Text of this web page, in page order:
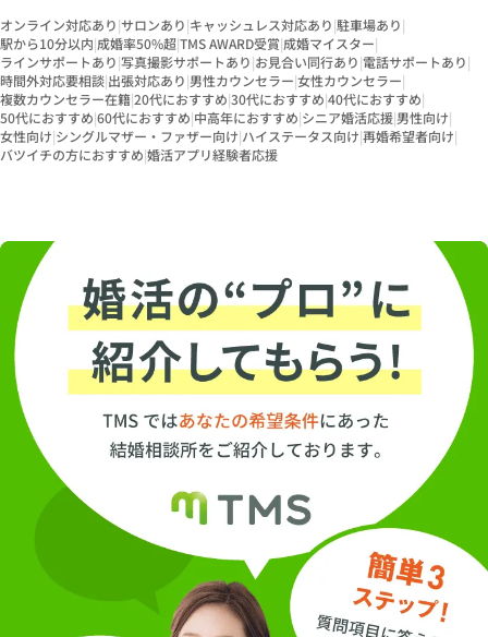
オンライン対応あり|サロンあり|キャッシュレス対応あり|駐車場あり|
駅から10分以内|成婚率50%超|TMS AWARD受賞|成婚マイスター|
ラインサポートあり|写真撮影サポートあり|お見合い同行あり|電話サポートあり|
時間外対応要相談|出張対応あり|男性カウンセラー|女性カウンセラー|
複数カウンセラー在籍|20代におすすめ|30代におすすめ|40代におすすめ|
50代におすすめ|60代におすすめ|中高年におすすめ|シニア婚活応援|男性向け|
女性向け|シングルマザー・ファザー向け|ハイステータス向け|再婚希望者向け|
バツイチの方におすすめ|婚活アプリ経験者応援